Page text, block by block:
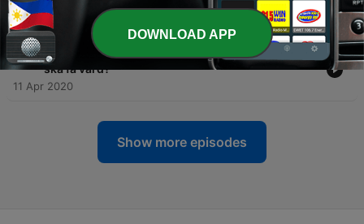
114 #112 Läkarpodden Special -Lyssnarfrågor!
26 Apr 2020
113 - #111. Läkarpodden Special -Prioriteringar - vem
ska få vård?
11 Apr 2020
Show more episodes
DOWNLOAD APP